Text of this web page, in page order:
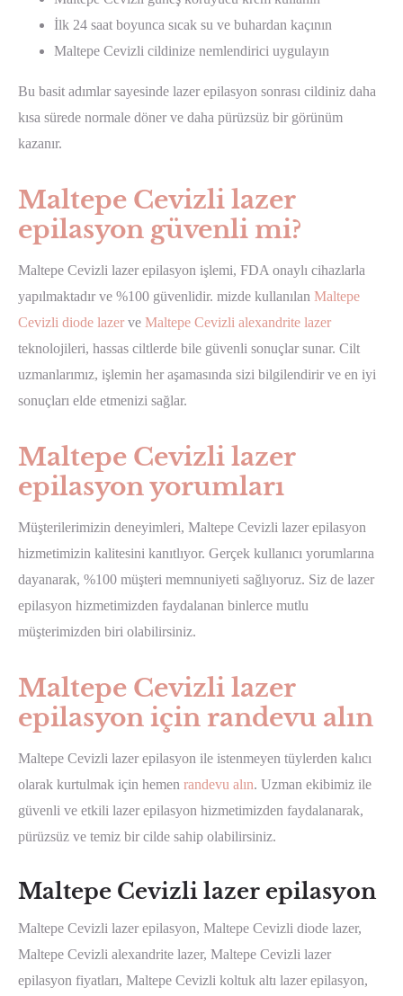
İlk 24 saat boyunca sıcak su ve buhardan kaçının
Maltepe Cevizli cildinize nemlendirici uygulayın
Bu basit adımlar sayesinde lazer epilasyon sonrası cildiniz daha
kısa sürede normale döner ve daha pürüzsüz bir görünüm
kazanır.
Maltepe Cevizli lazer
epilasyon güvenli mi?
Maltepe Cevizli lazer epilasyon işlemi, FDA onaylı cihazlarla
yapılmaktadır ve %100 güvenlidir. mizde kullanılan Maltepe
Cevizli diode lazer ve Maltepe Cevizli alexandrite lazer
teknolojileri, hassas ciltlerde bile güvenli sonuçlar sunar. Cilt
uzmanlarımız, işlemin her aşamasında sizi bilgilendirir ve en iyi
sonuçları elde etmenizi sağlar.
Maltepe Cevizli lazer
epilasyon yorumları
Müşterilerimizin deneyimleri, Maltepe Cevizli lazer epilasyon
hizmetimizin kalitesini kanıtlıyor. Gerçek kullanıcı yorumlarına
dayanarak, %100 müşteri memnuniyeti sağlıyoruz. Siz de lazer
epilasyon hizmetimizden faydalanan binlerce mutlu
müşterimizden biri olabilirsiniz.
Maltepe Cevizli lazer
epilasyon için randevu alın
Maltepe Cevizli lazer epilasyon ile istenmeyen tüylerden kalıcı
olarak kurtulmak için hemen randevu alın. Uzman ekibimiz ile
güvenli ve etkili lazer epilasyon hizmetimizden faydalanarak,
pürüzsüz ve temiz bir cilde sahip olabilirsiniz.
Maltepe Cevizli lazer epilasyon
Maltepe Cevizli lazer epilasyon, Maltepe Cevizli diode lazer,
Maltepe Cevizli alexandrite lazer, Maltepe Cevizli lazer
epilasyon fiyatları, Maltepe Cevizli koltuk altı lazer epilasyon,